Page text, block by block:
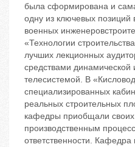
была сформирована и
одну из ключевых позиций
военных
«Технологии
лучших лекционных
средствами динамической
телесистемой. В
специализированных
реальных строительных
кафедры приобщали своих
производственным
ответственности.